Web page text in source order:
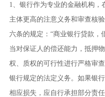
1、银行作为专业的金融机构
主体更高的注意义务和审查核
六条的规定：“商业银行贷款，
当对保证人的偿还能力，抵押
权、质权的可行性进行严格审
银行规定的法定义务。如果银
相应损失，应自行承担部分责